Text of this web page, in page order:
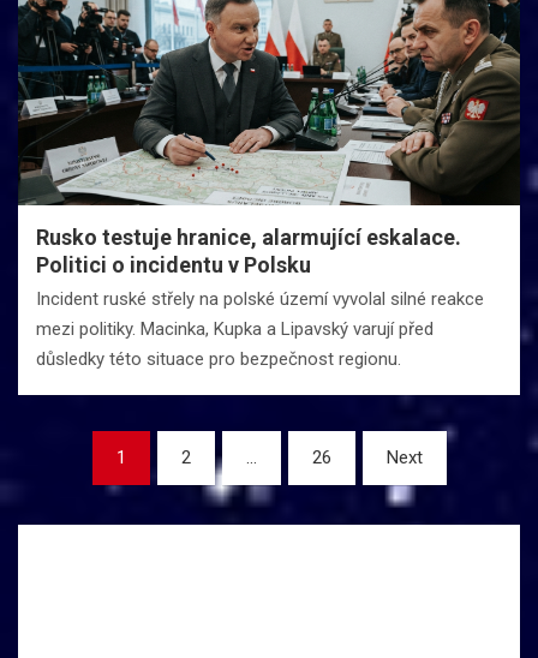
Rusko testuje hranice, alarmující eskalace.
Politici o incidentu v Polsku
Incident ruské střely na polské území vyvolal silné reakce
mezi politiky. Macinka, Kupka a Lipavský varují před
důsledky této situace pro bezpečnost regionu.
Stránkování
příspěvků
1 2 … 26 Next